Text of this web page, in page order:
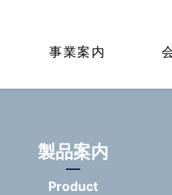
事業案内
製品案内
Product